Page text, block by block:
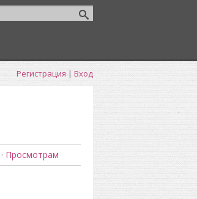
Регистрация | Вход
· Просмотрам